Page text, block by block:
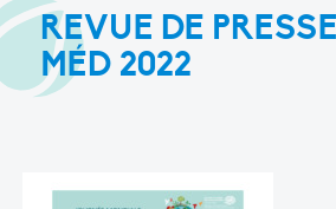
REVUE DE
MÉD 2022